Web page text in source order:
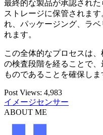
最終的な製品が承認され
ストレージに保管されま
れ、パッケージング、ラ
れます。
この全体的なプロセスは
の検査段階を経ることで
ものであることを確保しま
Post Views: 4,983
イメージセンサー
ABOUT ME